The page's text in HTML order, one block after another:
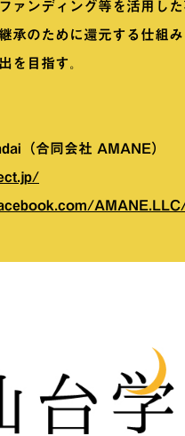
ァンディング等を活用し
承のために還元する仕組
を目指す。
（合同会社 AMANE）